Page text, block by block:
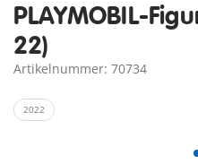
PLAYMOBIL-
22)
Artikelnummer: 70734
2022